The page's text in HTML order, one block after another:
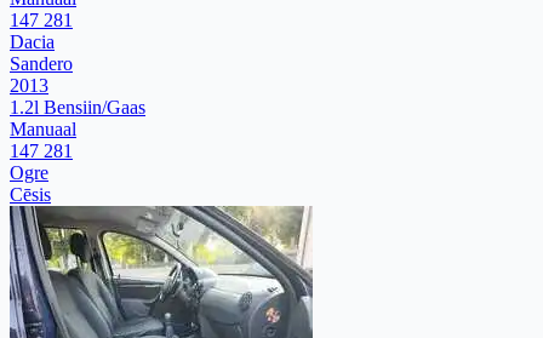
147 281
Dacia
Sandero
2013
1.2l Bensiin/Gaas
Manuaal
147 281
Ogre
Cēsis